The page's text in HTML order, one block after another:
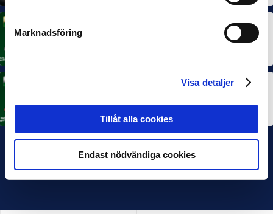
Marknadsföring
Visa detaljer
Tillåt alla cookies
Endast nödvändiga cookies
Rösta på Månadens Spelare i juni